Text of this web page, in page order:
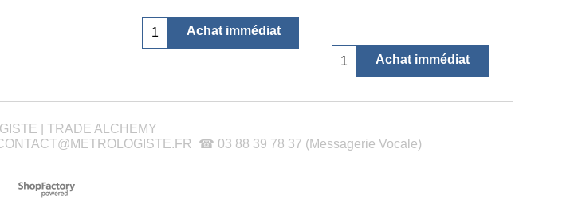
Achat immédiat
Achat immédiat
| TRADE ALCHEMY
☎ 03 88 39 78 37 (Messagerie Vocale)
Boutique en ligne créés
avec le logiciel